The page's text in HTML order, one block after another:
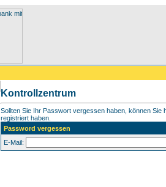
Kontrollzentrum
Sollten Sie Ihr Passwort vergessen haben, können
registriert haben.
Password vergessen
E-Mail: